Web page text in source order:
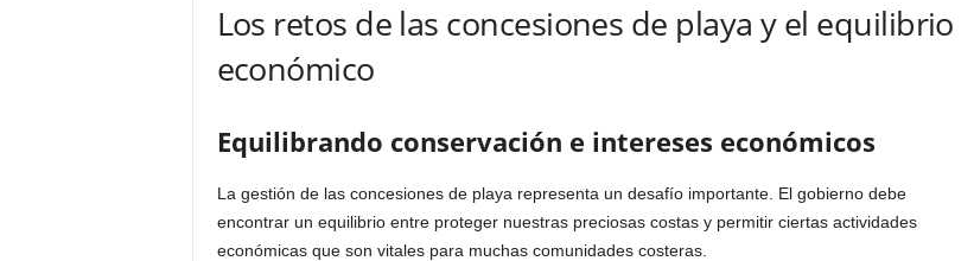
Los retos de las concesiones de playa y el equilibrio
económico
Equilibrando conservación e intereses económicos
La gestión de las concesiones de playa representa un desafío importante. El gobierno debe
encontrar un equilibrio entre proteger nuestras preciosas costas y permitir ciertas actividades
económicas que son vitales para muchas comunidades costeras.